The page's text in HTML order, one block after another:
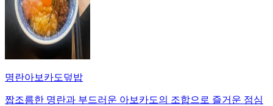
명란아보카도덮밥
짭조름한 명란과 부드러운 아보카도의 조합으로 즐거운 점심